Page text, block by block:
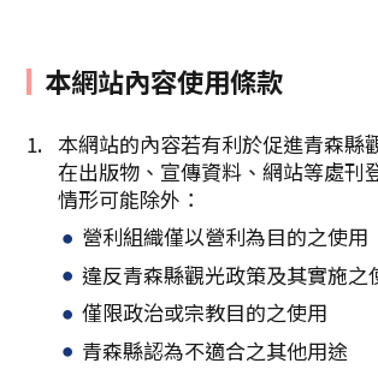
本網站內容使用條款
本網站的內容若有利於促進青森縣
在出版物、宣傳資料、網站等處刊
情形可能除外：
營利組織僅以營利為目的之使用
違反青森縣觀光政策及其實施之
僅限政治或宗教目的之使用
青森縣認為不適合之其他用途
Twitter分享
複製連結